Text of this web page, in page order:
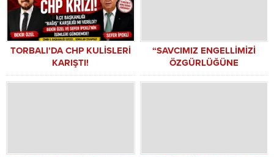
TORBALI’DA CHP KULİSLERİ
KARIŞTI!
“SAVCIMIZ ENGELLİMİZİ
ÖZGÜRLÜĞÜNE
KAVUŞTURDU”